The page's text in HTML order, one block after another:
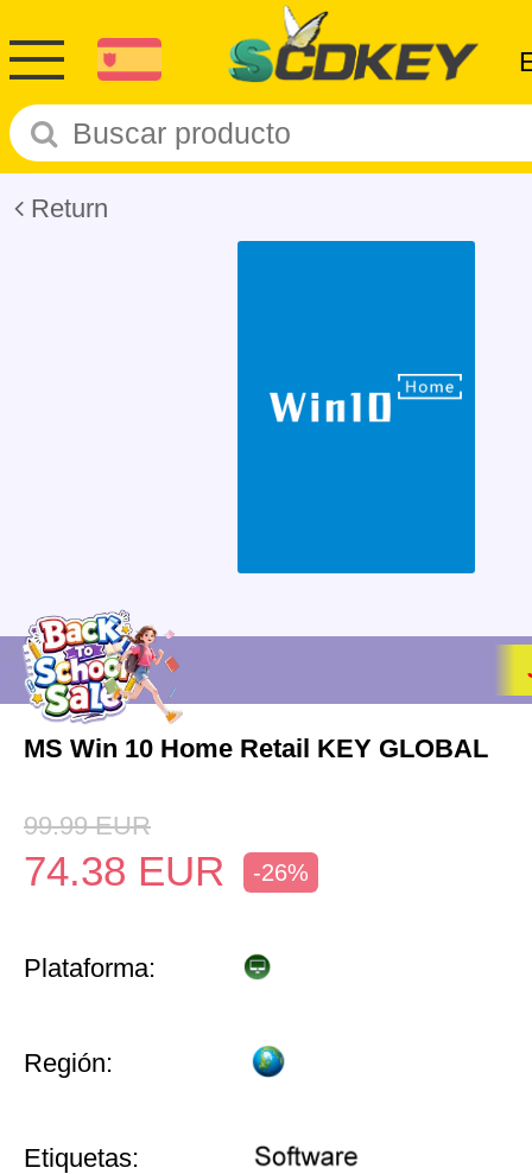
Return
MS Win 10 Home Retail KEY GLOBAL
99.99 EUR
74.38 EUR -26%
Plataforma:
Región:
Etiquetas: